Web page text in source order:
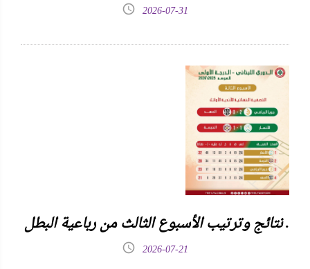
2026-07-31
نتائج وترتيب الأسبوع الثالث من رباعية البطل .
2026-07-21